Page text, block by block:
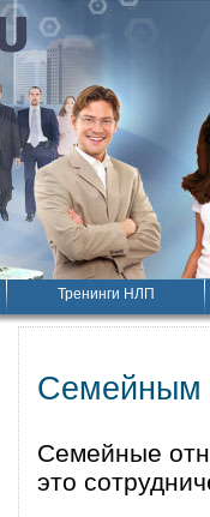
Тренинги НЛП
Семейным
Семейные
это